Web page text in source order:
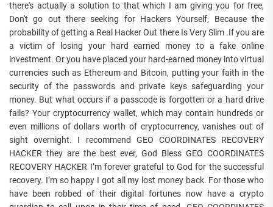
there's actually a solution to that which I am giving you for free,
Don't go out there seeking for Hackers Yourself, Because the
probability of getting a Real Hacker Out there Is Very Slim .If you are
a victim of losing your hard earned money to a fake online
investment. Or you have placed your hard-earned money into virtual
currencies such as Ethereum and Bitcoin, putting your faith in the
security of the passwords and private keys safeguarding your
money. But what occurs if a passcode is forgotten or a hard drive
fails? Your cryptocurrency wallet, which may contain hundreds or
even millions of dollars worth of cryptocurrency, vanishes out of
sight overnight. I recommend GEO COORDINATES RECOVERY
HACKER they are the best ever, God Bless GEO COORDINATES
RECOVERY HACKER I’m forever grateful to God for the successful
recovery. I’m so happy I got all my lost money back. For those who
have been robbed of their digital fortunes now have a crypto